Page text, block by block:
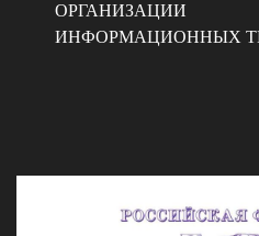
ИНФОРМАЦИОННЫХ